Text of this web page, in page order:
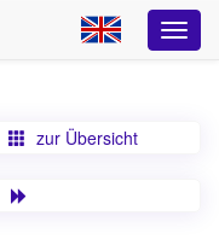
zur Übersicht